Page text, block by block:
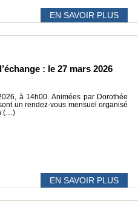
EN SAVOIR PLUS
: le 27 mars 2026
à 14h00. Animées par Dorothée
un rendez-vous mensuel organisé
(…)
EN SAVOIR PLUS